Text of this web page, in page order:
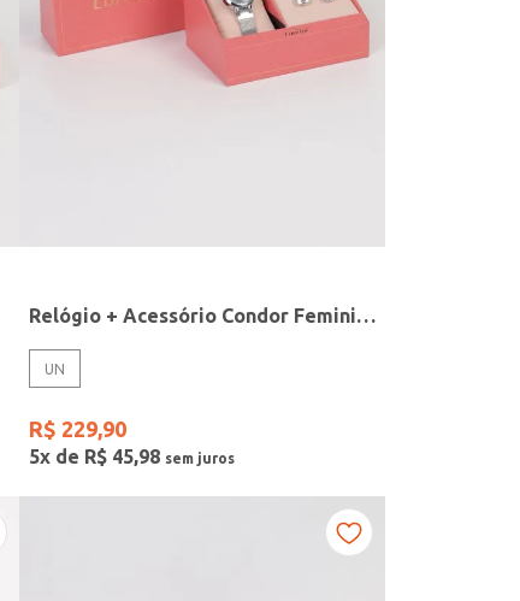
Relógio + Acessório Condor Feminino PRATA
UN
R$ 229,90
5x de R$ 45,98